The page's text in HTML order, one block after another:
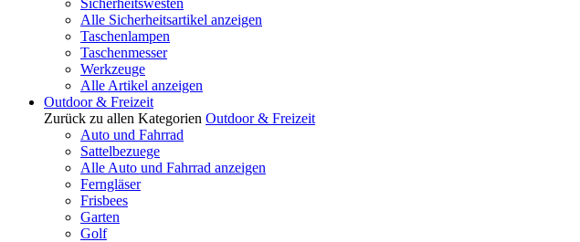
Sicherheitswesten
Alle Sicherheitsartikel anzeigen
Taschenlampen
Taschenmesser
Werkzeuge
Alle Artikel anzeigen
Outdoor & Freizeit
Zurück zu allen Kategorien Outdoor & Freizeit
Auto und Fahrrad
Sattelbezuege
Alle Auto und Fahrrad anzeigen
Ferngläser
Frisbees
Garten
Golf